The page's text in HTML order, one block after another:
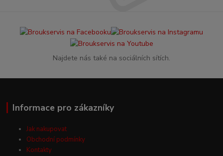
Najdete nás také na sociálních sítích.
Informace pro zákazníky
Jak nakupovat
Obchodní podmínky
Kontakty